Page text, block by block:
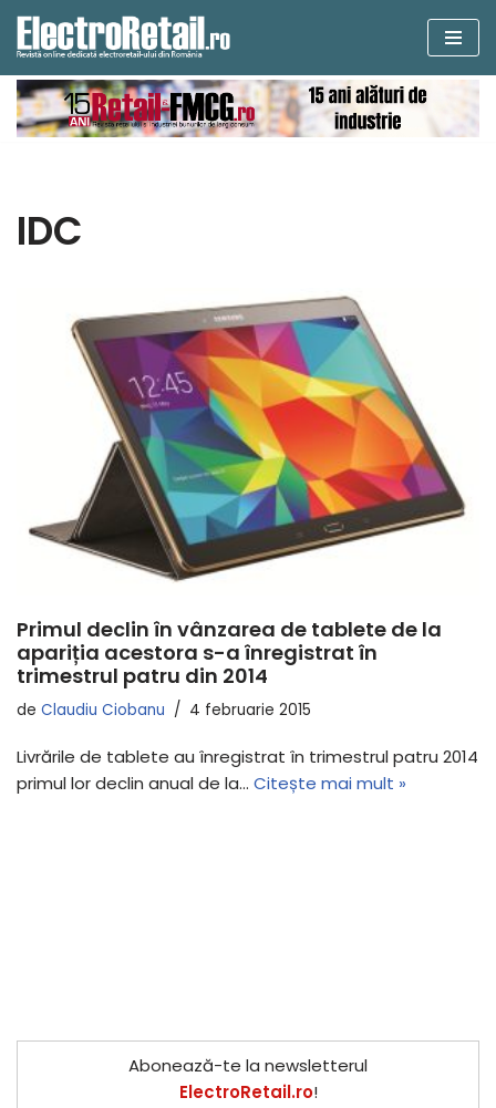
Sari
la
conținut
IDC
Primul declin în vânzarea de tablete de la
apariția acestora s-a înregistrat în
trimestrul patru din 2014
de Claudiu Ciobanu 4 februarie 2015
Livrările de tablete au înregistrat în trimestrul patru 2014
primul lor declin anual de la… Citește mai mult »
Abonează-te la newsletterul
ElectroRetail.ro!